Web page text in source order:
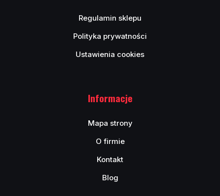
Regulamin sklepu
Polityka prywatności
Ustawienia cookies
Informacje
Mapa strony
O firmie
Kontakt
Blog